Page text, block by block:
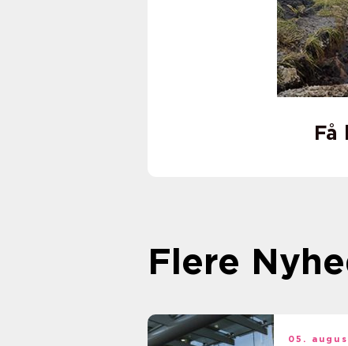
Flere
05.